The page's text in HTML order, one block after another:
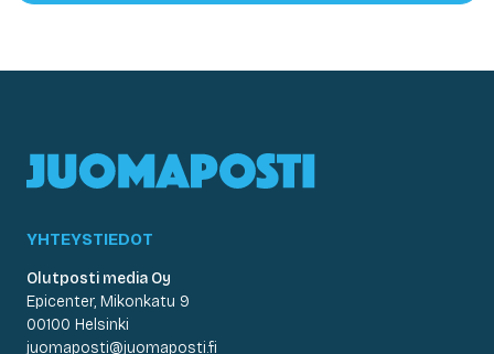
YHTEYSTIEDOT
Olutposti media Oy
Epicenter, Mikonkatu 9
00100 Helsinki
juomaposti@juomaposti.fi